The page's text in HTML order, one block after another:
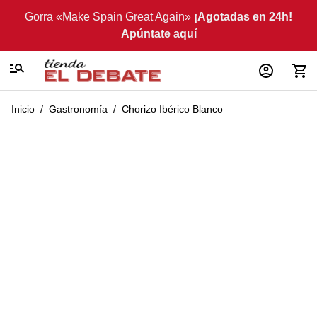
Gorra «Make Spain Great Again» ¡Agotadas en 24h!
Apúntate aquí
Inicio / Gastronomía / Chorizo Ibérico Blanco